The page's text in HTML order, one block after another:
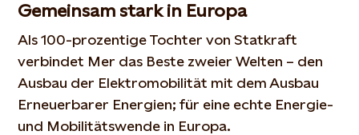
Gemeinsam stark in Europa
Als 100-prozentige Tochter von Statkraft
verbindet Mer das Beste zweier Welten – den
Ausbau der Elektromobilität mit dem Ausbau
Erneuerbarer Energien; für eine echte Energie-
und Mobilitätswende in Europa.